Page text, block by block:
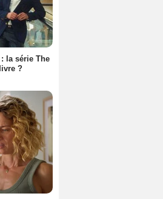
la série The
?